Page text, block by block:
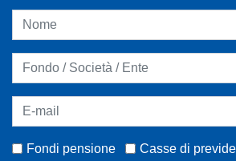
Fondi pensione
Casse di